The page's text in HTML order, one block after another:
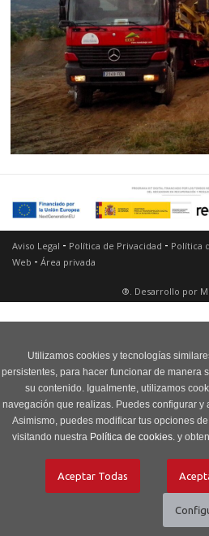
Utilizamos cookies y tecnologías
persistentes, para hacer funcionar de manera
su contenido. Igualmente, utilizamos
navegación que realizas. Puedes configurar
Asimismo, puedes modificar tus opciones
visitando nuestra Política de cookies. y
Aviso Legal - Política de Privacidad - Política
Web - Área privada
®. Desarrollo por